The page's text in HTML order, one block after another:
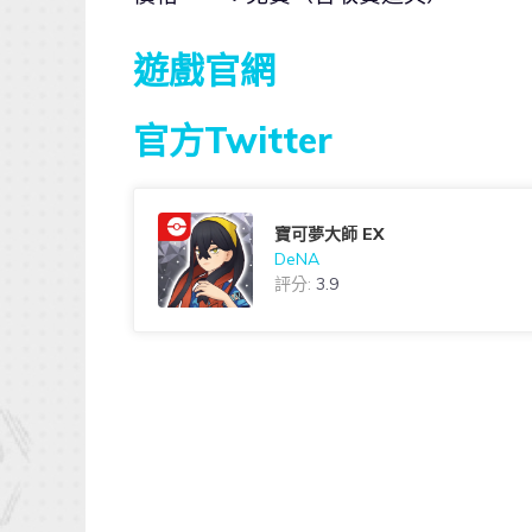
遊戲官網
官方Twitter
寶可夢大師 EX
DeNA
評分: 3.9